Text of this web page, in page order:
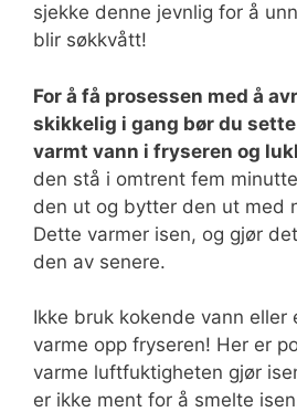
sjekke denne jevnlig for å
blir søkkvått!
For å få prosessen med å
skikkelig i gang bør du
varmt vann i fryseren og
den stå i omtrent fem
den ut og bytter den ut med
Dette varmer isen, og gjør
den av senere.
Ikke bruk kokende vann eller
varme opp fryseren! Her er
varme luftfuktigheten gjør
er ikke ment for å smelte